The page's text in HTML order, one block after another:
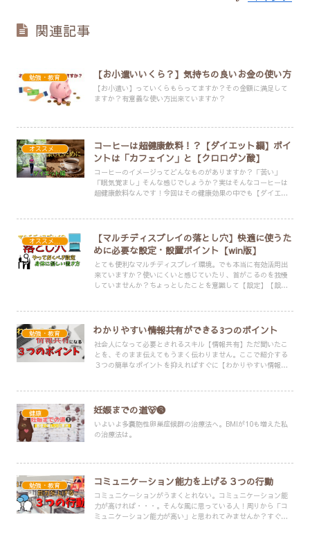
関連記事
勉強・教育 【お小遣いいくら？】気持ちの良いお金の使い方
【お小遣い】っていくらもらってますか？その金額に満足して
ますか？有意義な使い方出来ていますか？
コーヒーは超健康飲料！？【ダイエット編】ポイ
ントは「カフェイン」と【クロロゲン酸】
コーヒーのイメージってどんなものがありますか？「苦い」
「眠気覚まし」そんな感じでしょうか？実はそんなコーヒーは
超健康飲料なんです！今回はその健康効果の中でも【ダイエッ
【マルチディスプレイの落とし穴】快適に使うた
めに必要な設定・設置ポイント【win版】
とても便利なマルチディスプレイ環境。でも本当に有効活用出
来ていますか？使いにくいと感じていたり、首がこるのを我慢
していませんか？ちょっとしたことを意識して【設定】【設
勉強・教育 わかりやすい情報共有ができる3つのポイント
社会人になって必要とされるスキル【情報共有】ただ聞いたこ
とを、そのまま伝えてもうまく伝わりません。ここで紹介する
３つの簡単なポイントを抑えればすぐに【わかりやすい情報共
健康 妊娠までの道🐻❸
いよいよ多嚢胞性卵巣症候群の治療法へ。BMIが10も増えた私
の治療法は。
勉強・教育 コミュニケーション能力を上げる３つの行動
コミュニケーションがうまくとれない。コミュニケーション能
力が高ければ・・・。そんな風に思っている人！周りから「コ
ミュニケーション能力が高い」と思われてみませんか？すぐに